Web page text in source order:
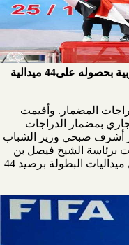
على44 ميدالية
المضمار. وأقيمت
24 و25 نوفمبر الجاري بمضمار الدراجات
أشرف صبحي وزير الشباب
برئاسة الشيخ فيصل بن
حميد القاسمي. احتلت مصر صدارة جدول ميداليات البطولة برصيد 44